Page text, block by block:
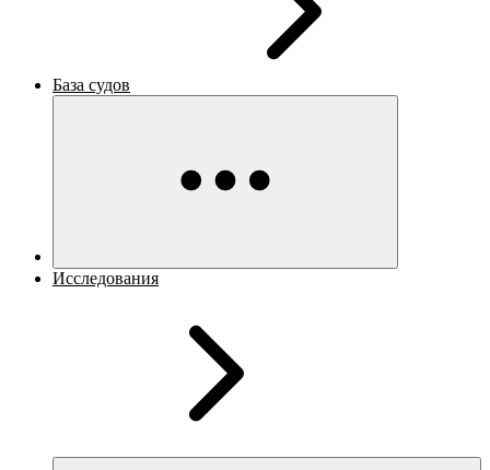
База судов
Исследования